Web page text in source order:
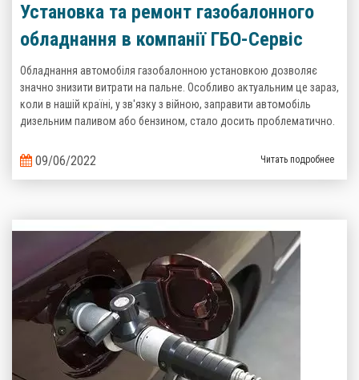
Установка та ремонт газобалонного
обладнання в компанії ГБО-Сервіс
Обладнання автомобіля газобалонною установкою дозволяє
значно знизити витрати на пальне. Особливо актуальним це зараз,
коли в нашій країні, у зв'язку з війною, заправити автомобіль
дизельним паливом або бензином, стало досить проблематично.
09/06/2022 Читать подробнее